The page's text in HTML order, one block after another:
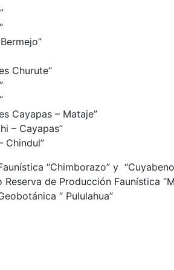
Churute”
Cayapas – Mataje”
– Cayapas”
Chindul”
“Chimborazo” y
Reserva de Producción Faunística
“ Pululahua”